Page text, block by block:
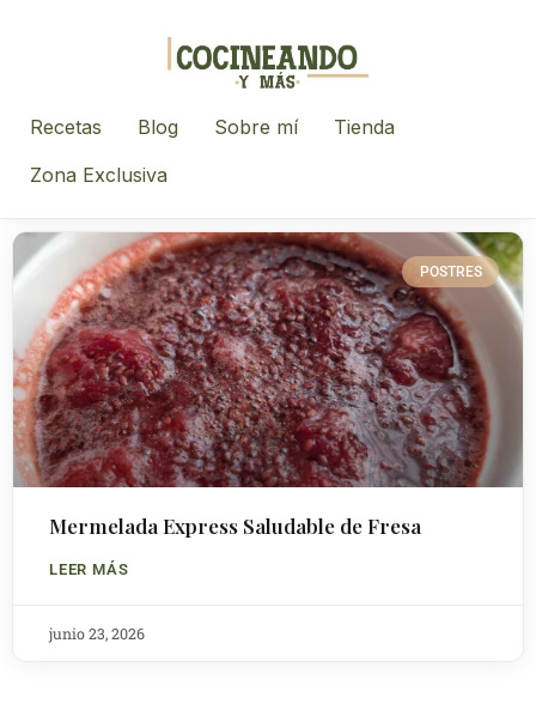
Recetas Blog Sobre mí
Tienda
Zona Exclusiva
POSTRES
Mermelada Express Saludable de Fresa
LEER MÁS
junio 23, 2026